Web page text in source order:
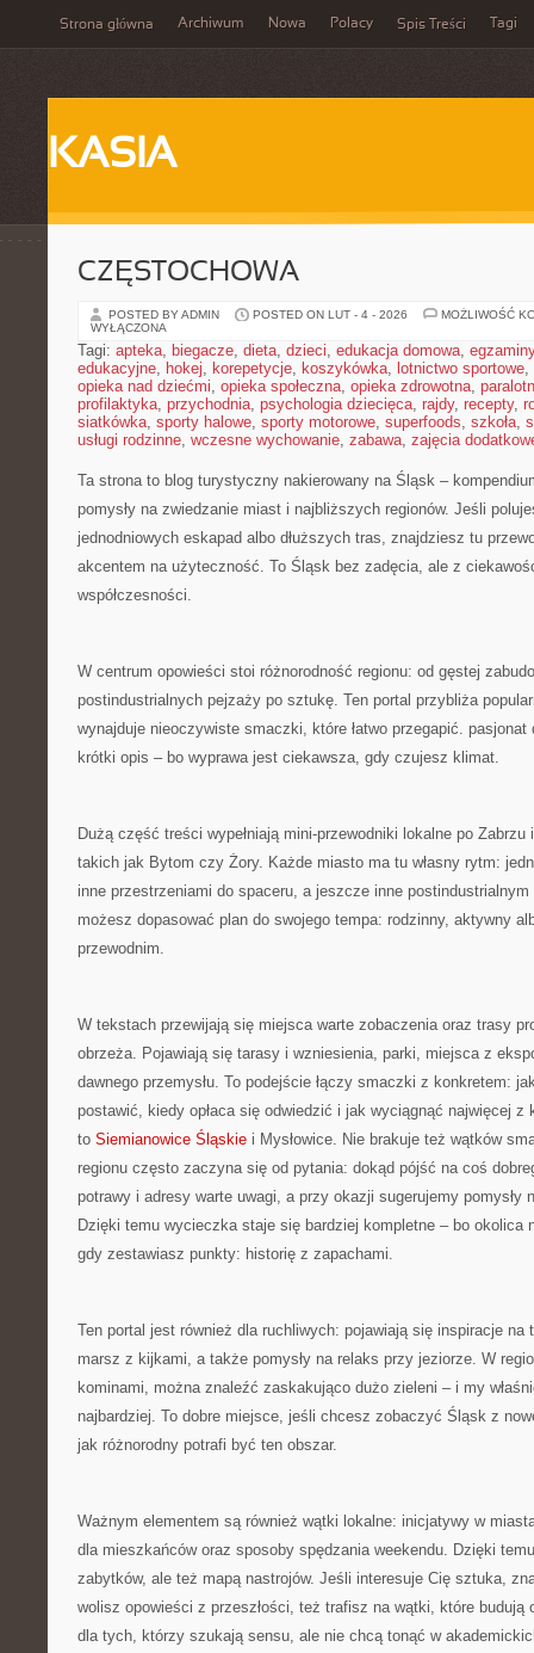
Strona główna Archiwum Nowa Polacy Spis Treści Tagi
KASIA
CZĘSTOCHOWA
POSTED BY ADMIN POSTED ON LUT - 4 - 2026
MOŻLIWOŚĆ
WYŁĄCZONA
Tagi: apteka, biegacze, dieta, dzieci, edukacja domowa, egzaminy
edukacyjne, hokej, korepetycje, koszykówka, lotnictwo sportowe,
opieka nad dziećmi, opieka społeczna, opieka zdrowotna,
profilaktyka, przychodnia, psychologia dziecięca, rajdy, recepty,
siatkówka, sporty halowe, sporty motorowe, superfoods, szkoła,
usługi rodzinne, wczesne wychowanie, zabawa, zajęcia
Ta strona to blog turystyczny nakierowany na Śląsk –
pomysły na zwiedzanie miast i najbliższych regionów. Jeśli
jednodniowych eskapad albo dłuższych tras, znajdziesz tu
akcentem na użyteczność. To Śląsk bez zadęcia, ale z
współczesności.
W centrum opowieści stoi różnorodność regionu: od gęstej
postindustrialnych pejzaży po sztukę. Ten portal przybliża
wynajduje nieoczywiste smaczki, które łatwo przegapić. pasjonat
krótki opis – bo wyprawa jest ciekawsza, gdy czujesz klimat.
Dużą część treści wypełniają mini-przewodniki lokalne po
takich jak Bytom czy Żory. Każde miasto ma tu własny rytm:
inne przestrzeniami do spaceru, a jeszcze inne
możesz dopasować plan do swojego tempa: rodzinny, aktywny
przewodnim.
W tekstach przewijają się miejsca warte zobaczenia oraz trasy
obrzeża. Pojawiają się tarasy i wzniesienia, parki, miejsca z
dawnego przemysłu. To podejście łączy smaczki z konkretem:
postawić, kiedy opłaca się odwiedzić i jak wyciągnąć najwięcej z
to Siemianowice Śląskie i Mysłowice. Nie brakuje też wątków
regionu często zaczyna się od pytania: dokąd pójść na coś
potrawy i adresy warte uwagi, a przy okazji sugerujemy pomysły
Dzięki temu wycieczka staje się bardziej kompletne – bo okolica
gdy zestawiasz punkty: historię z zapachami.
Ten portal jest również dla ruchliwych: pojawiają się inspiracje na
marsz z kijkami, a także pomysły na relaks przy jeziorze. W
kominami, można znaleźć zaskakująco dużo zieleni – i my
najbardziej. To dobre miejsce, jeśli chcesz zobaczyć Śląsk z
jak różnorodny potrafi być ten obszar.
Ważnym elementem są również wątki lokalne: inicjatywy w
dla mieszkańców oraz sposoby spędzania weekendu. Dzięki
zabytków, ale też mapą nastrojów. Jeśli interesuje Cię sztuka,
wolisz opowieści z przeszłości, też trafisz na wątki, które budują
dla tych, którzy szukają sensu, ale nie chcą tonąć w